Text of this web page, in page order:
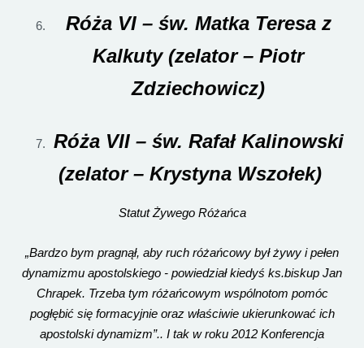
Róża VI – św. Matka Teresa z
Kalkuty (zelator – Piotr
Zdziechowicz)
Róża VII – św. Rafał Kalinowski
(zelator – Krystyna Wszołek)
Statut Żywego Różańca
„Bardzo bym pragnął, aby ruch różańcowy był żywy i pełen
dynamizmu apostolskiego - powiedział kiedyś ks.biskup Jan
Chrapek. Trzeba tym różańcowym wspólnotom pomóc
pogłębić się formacyjnie oraz właściwie ukierunkować ich
apostolski dynamizm”.. I tak w roku 2012 Konferencja